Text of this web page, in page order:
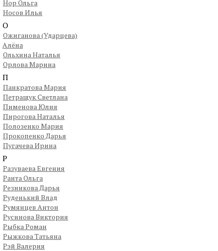
Нор Ольга
Носов Илья
О
Ожиганова (Ударцева)
Алёна
Ольхина Наталья
Орлова Марина
П
Панкратова Мария
Петращук Светлана
Пименова Юлия
Пирогова Наталья
Полозенко Мария
Прокопенко Дарья
Пугачева Ирина
Р
Разуваева Евгения
Ранта Ольга
Резникова Дарья
Руденький Влад
Румянцев Антон
Русинова Виктория
Рыбка Роман
Рыжкова Татьяна
Рэй Валерия